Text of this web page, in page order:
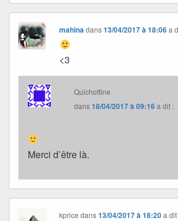
mahina dans13/04/2017 à 18:06 a
<3
Quichottine
dans18/04/2017 à 09:16a dit :
Merci d’être là.
kprice dans13/04/2017 à 18:20 a